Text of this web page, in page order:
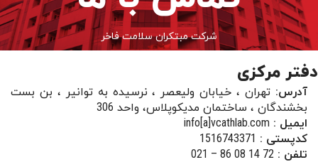
شرکت مبتکران سلامت فاخر
دفتر مرکزی
آدرس: تهران ، خیابان ولیعصر ، نرسیده به توانیر ، بن بست
بخشندگان ، ساختمان مدیکوپلاس، واحد 306
ایمیل : info[a]vcathlab.com
ک‍‍‍‍‍دپستی : 1516743371
تلفن : 72 14 08 86 – 021